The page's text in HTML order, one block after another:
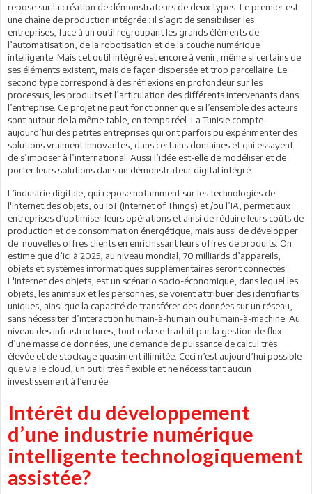
repose sur la création de démonstrateurs de deux types. Le premier est
une chaîne de production intégrée : il s’agit de sensibiliser les
entreprises, face à un outil regroupant les grands éléments de
l’automatisation, de la robotisation et de la couche numérique
intelligente. Mais cet outil intégré est encore à venir, même si certains de
ses éléments existent, mais de façon dispersée et trop parcellaire. Le
second type correspond à des réflexions en profondeur sur les
processus, les produits et l’articulation des différents intervenants dans
l’entreprise. Ce projet ne peut fonctionner que si l’ensemble des acteurs
sont autour de la même table, en temps réel. La Tunisie compte
aujourd’hui des petites entreprises qui ont parfois pu expérimenter des
solutions vraiment innovantes, dans certains domaines et qui essayent
de s’imposer à l’international. Aussi l’idée est-elle de modéliser et de
porter leurs solutions dans un démonstrateur digital intégré.
L’industrie digitale, qui repose notamment sur les technologies de
l'Internet des objets, ou IoT (Internet of Things) et /ou l’IA, permet aux
entreprises d’optimiser leurs opérations et ainsi de réduire leurs coûts de
production et de consommation énergétique, mais aussi de développer
de nouvelles offres clients en enrichissant leurs offres de produits. On
estime que d’ici à 2025, au niveau mondial, 70 milliards d’appareils,
objets et systèmes informatiques supplémentaires seront connectés.
L'Internet des objets, est un scénario socio-économique, dans lequel les
objets, les animaux et les personnes, se voient attribuer des identifiants
uniques, ainsi que la capacité de transférer des données sur un réseau,
sans nécessiter d’interaction humain-à-humain ou humain-à-machine. Au
niveau des infrastructures, tout cela se traduit par la gestion de flux
d’une masse de données, une demande de puissance de calcul très
élevée et de stockage quasiment illimitée. Ceci n’est aujourd’hui possible
que via le cloud, un outil très flexible et ne nécessitant aucun
investissement à l’entrée.
Intérêt du développement
d’une industrie numérique
intelligente technologiquement
assistée?